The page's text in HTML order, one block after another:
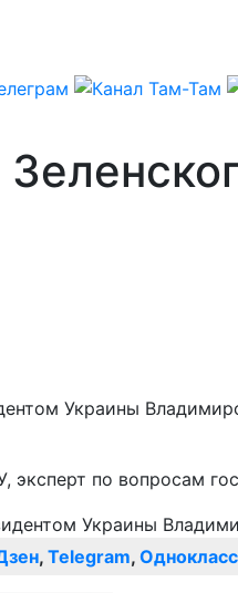
Украины
по вопросам
, Telegram,